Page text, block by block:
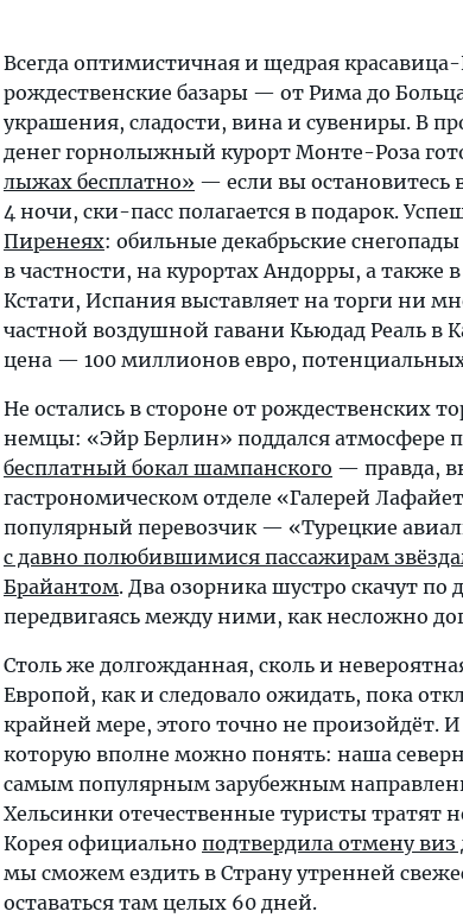
Всегда оптимистичная и щедрая
рождественские базары — от Рима до
украшения, сладости, вина и сувениры. В
денег горнолыжный курорт Монте-Роза
лыжах бесплатно» — если вы остановитесь
4 ночи, ски-пасс полагается в подарок.
Пиренеях: обильные декабрьские
в частности, на курортах Андорры, а
Кстати, Испания выставляет на торги ни
частной воздушной гавани Кьюдад Реаль
цена — 100 миллионов евро,
Не остались в стороне от рождественских
немцы: «Эйр Берлин» поддался атмосфере
бесплатный бокал шампанского — правда,
гастрономическом отделе «Галерей
популярный перевозчик — «Турецкие
с давно полюбившимися пассажирам
Брайантом. Два озорника шустро скачут
передвигаясь между ними, как несложно
Столь же долгожданная, сколь и
Европой, как и следовало ожидать, пока
крайней мере, этого точно не произойдёт.
которую вполне можно понять: наша
самым популярным зарубежным
Хельсинки отечественные туристы тратят
Корея официально подтвердила отмену виз
мы сможем ездить в Страну утренней
оставаться там целых 60 дней.